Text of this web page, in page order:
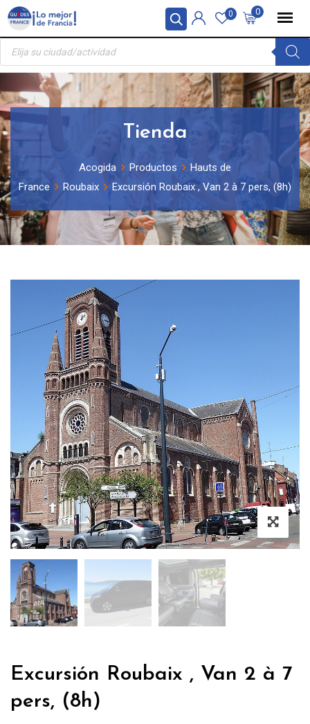
Panel de gestión de cookies
Skip
content
0
0
Búsqueda
productos
Tienda
Acogida Productos
Hauts de
France
Roubaix Excursión Roubaix , Van 2 à 7 pers, (8h)
Excursión Roubaix , Van 2 à 7
pers, (8h)